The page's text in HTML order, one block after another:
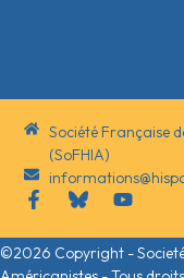
Société Française
(SoFHIA)
©2026 Copyright - Societé